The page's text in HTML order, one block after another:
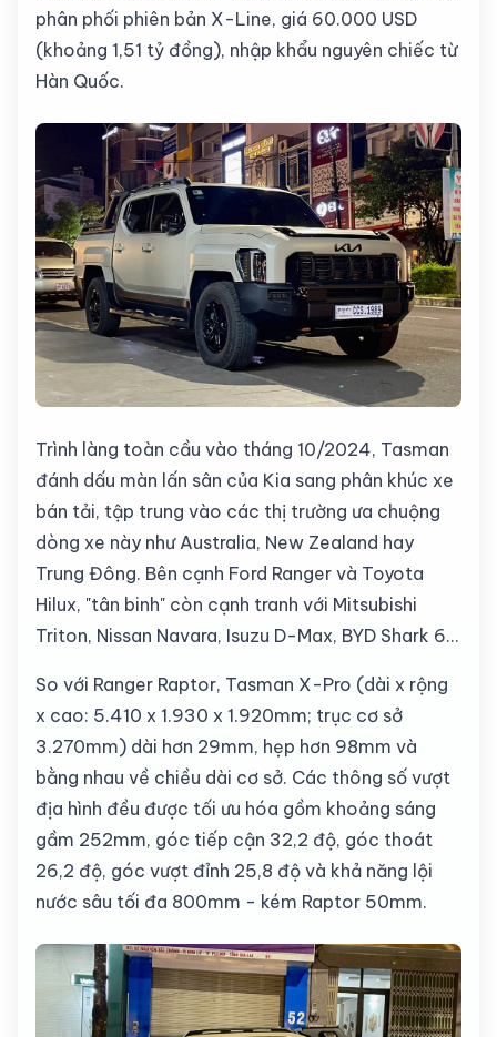
phân phối phiên bản X-Line, giá 60.000 USD
(khoảng 1,51 tỷ đồng), nhập khẩu nguyên chiếc từ
Hàn Quốc.
Trình làng toàn cầu vào tháng 10/2024, Tasman
đánh dấu màn lấn sân của Kia sang phân khúc xe
bán tải, tập trung vào các thị trường ưa chuộng
dòng xe này như Australia, New Zealand hay
Trung Đông. Bên cạnh Ford Ranger và Toyota
Hilux, "tân binh" còn cạnh tranh với Mitsubishi
Triton, Nissan Navara, Isuzu D-Max, BYD Shark 6…
So với Ranger Raptor, Tasman X-Pro (dài x rộng
x cao: 5.410 x 1.930 x 1.920mm; trục cơ sở
3.270mm) dài hơn 29mm, hẹp hơn 98mm và
bằng nhau về chiều dài cơ sở. Các thông số vượt
địa hình đều được tối ưu hóa gồm khoảng sáng
gầm 252mm, góc tiếp cận 32,2 độ, góc thoát
26,2 độ, góc vượt đỉnh 25,8 độ và khả năng lội
nước sâu tối đa 800mm - kém Raptor 50mm.